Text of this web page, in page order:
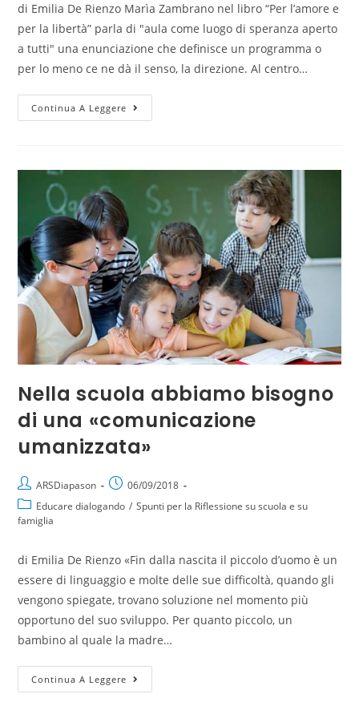
di Emilia De Rienzo Marìa Zambrano nel libro “Per l’amore e
per la libertà” parla di "aula come luogo di speranza aperto
a tutti" una enunciazione che definisce un programma o
per lo meno ce ne dà il senso, la direzione. Al centro…
Continua A Leggere
Nella scuola abbiamo bisogno
di una «comunicazione
umanizzata»
ARSDiapason
06/09/2018
Educare dialogando / Spunti per la Riflessione su scuola e su
famiglia
di Emilia De Rienzo «Fin dalla nascita il piccolo d’uomo è un
essere di linguaggio e molte delle sue difficoltà, quando gli
vengono spiegate, trovano soluzione nel momento più
opportuno del suo sviluppo. Per quanto piccolo, un
bambino al quale la madre…
Continua A Leggere